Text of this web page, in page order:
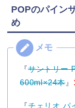
POPのパイン
め
『サントリー
600ml×24本』
『チェリオ パ